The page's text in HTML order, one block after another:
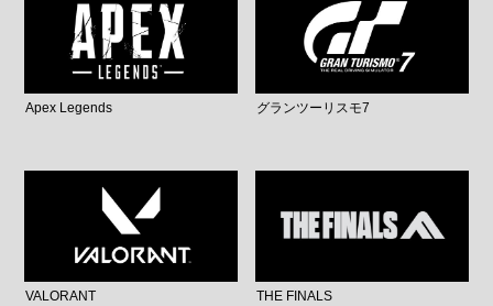
Apex Legends グランツーリスモ7
VALORANT THE FINALS